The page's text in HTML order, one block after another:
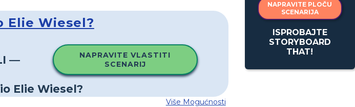
NAPRAVITE PLOČU
SCENARIJA
ISPROBAJTE
STORYBOARD
THAT!
Elie Wiesel?
—
NAPRAVITE VLASTITI
SCENARIJ
Više Mogućnosti